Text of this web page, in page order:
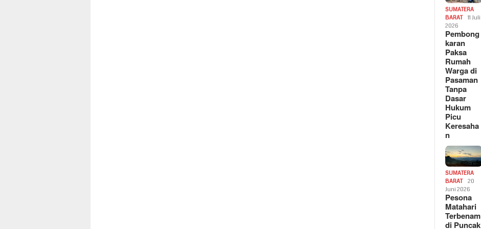
SUMATERA
BARAT
11 Juli
2026
Pembong
karan
Paksa
Rumah
Warga di
Pasaman
Tanpa
Dasar
Hukum
Picu
Keresaha
n
SUMATERA
BARAT
20
Juni 2026
Pesona
Matahari
Terbenam
di Puncak